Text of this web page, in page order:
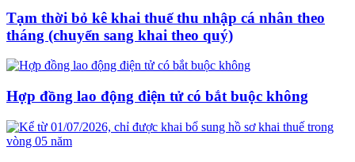
Tạm thời bỏ kê khai thuế thu nhập cá nhân theo
tháng (chuyển sang khai theo quý)
Hợp đồng lao động điện tử có bắt buộc không